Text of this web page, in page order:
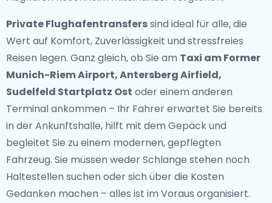
Private Flughafentransferssind ideal für alle, die
Wert auf Komfort, Zuverlässigkeit und stressfreies
Reisen legen. Ganz gleich, ob Sie am Taxi am Former
Munich-Riem Airport, Antersberg Airfield,
Sudelfeld Startplatz Ost oder einem anderen
Terminal ankommen – Ihr Fahrer erwartet Sie bereits
in der Ankunftshalle, hilft mit dem Gepäck und
begleitet Sie zu einem modernen, gepflegten
Fahrzeug. Sie müssen weder Schlange stehen noch
Haltestellen suchen oder sich über die Kosten
Gedanken machen – alles ist im Voraus organisiert.